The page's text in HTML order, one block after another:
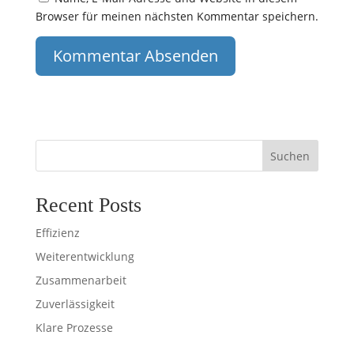
Browser für meinen nächsten Kommentar speichern.
Suchen
Recent Posts
Effizienz
Weiterentwicklung
Zusammenarbeit
Zuverlässigkeit
Klare Prozesse